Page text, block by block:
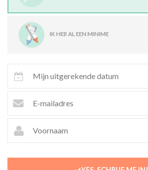
IK HEB AL EEN MINIME